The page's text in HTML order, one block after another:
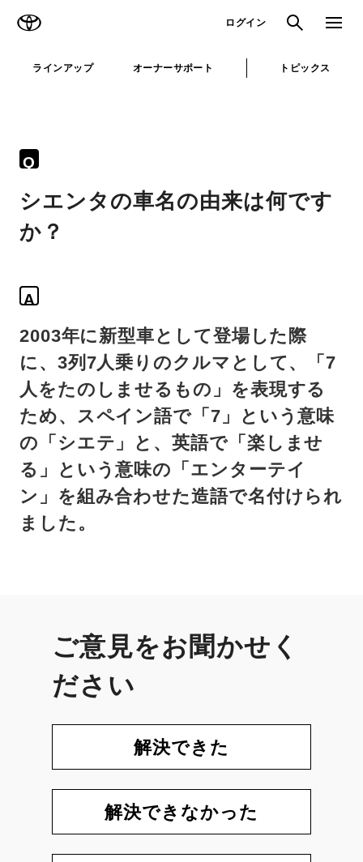
ログイン 検索 メニュ
ラインアップ オーナーサポート トピックス
Q
シエンタの車名の由来は何です
か？
A
2003年に新型車として登場した際
に、3列7人乗りのクルマとして、「7
人をたのしませるもの」を表現する
ため、スペイン語で「7」という意味
の「シエテ」と、英語で「楽しませ
る」という意味の「エンターテイ
ン」を組み合わせた造語で名付けられ
ました。
ご意見をお聞かせく
ださい
解決できた
解決できなかった